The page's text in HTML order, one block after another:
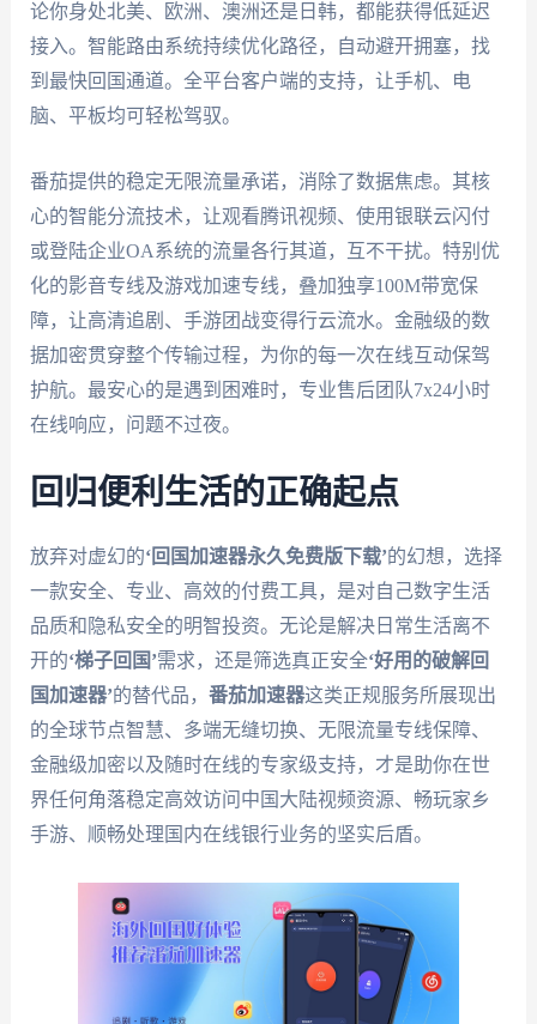
论你身处北美、欧洲、澳洲还是日韩，都能获得低延迟
接入。智能路由系统持续优化路径，自动避开拥塞，找
到最快回国通道。全平台客户端的支持，让手机、电
脑、平板均可轻松驾驭。
番茄提供的稳定无限流量承诺，消除了数据焦虑。其核
心的智能分流技术，让观看腾讯视频、使用银联云闪付
或登陆企业OA系统的流量各行其道，互不干扰。特别优
化的影音专线及游戏加速专线，叠加独享100M带宽保
障，让高清追剧、手游团战变得行云流水。金融级的数
据加密贯穿整个传输过程，为你的每一次在线互动保驾
护航。最安心的是遇到困难时，专业售后团队7x24小时
在线响应，问题不过夜。
回归便利生活的正确起点
放弃对虚幻的‘回国加速器永久免费版下载’的幻想，选择
一款安全、专业、高效的付费工具，是对自己数字生活
品质和隐私安全的明智投资。无论是解决日常生活离不
开的‘梯子回国’需求，还是筛选真正安全‘好用的破解回
国加速器’的替代品， 番茄加速器这类正规服务所展现出
的全球节点智慧、多端无缝切换、无限流量专线保障、
金融级加密以及随时在线的专家级支持，才是助你在世
界任何角落稳定高效访问中国大陆视频资源、畅玩家乡
手游、顺畅处理国内在线银行业务的坚实后盾。